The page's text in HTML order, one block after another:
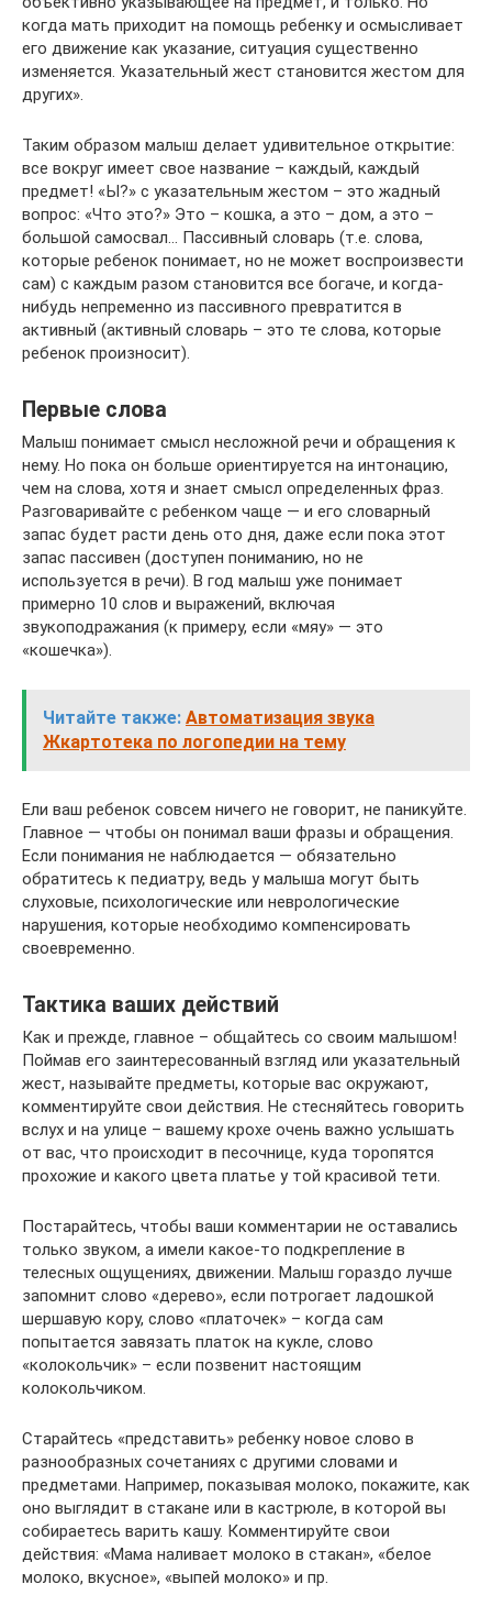
когда мать приходит на помощь ребенку и осмысливает
его движение как указание, ситуация существенно
изменяется. Указательный жест становится жестом для
других».
Таким образом малыш делает удивительное открытие:
все вокруг имеет свое название – каждый, каждый
предмет! «Ы?» с указательным жестом – это жадный
вопрос: «Что это?» Это – кошка, а это – дом, а это –
большой самосвал… Пассивный словарь (т.е. слова,
которые ребенок понимает, но не может воспроизвести
сам) с каждым разом становится все богаче, и когда-
нибудь непременно из пассивного превратится в
активный (активный словарь – это те слова, которые
ребенок произносит).
Первые слова
Малыш понимает смысл несложной речи и обращения к
нему. Но пока он больше ориентируется на интонацию,
чем на слова, хотя и знает смысл определенных фраз.
Разговаривайте с ребенком чаще — и его словарный
запас будет расти день ото дня, даже если пока этот
запас пассивен (доступен пониманию, но не
используется в речи). В год малыш уже понимает
примерно 10 слов и выражений, включая
звукоподражания (к примеру, если «мяу» — это
«кошечка»).
Читайте также: Автоматизация звука
Жкартотека по логопедии на тему
Ели ваш ребенок совсем ничего не говорит, не паникуйте.
Главное — чтобы он понимал ваши фразы и обращения.
Если понимания не наблюдается — обязательно
обратитесь к педиатру, ведь у малыша могут быть
слуховые, психологические или неврологические
нарушения, которые необходимо компенсировать
своевременно.
Тактика ваших действий
Как и прежде, главное – общайтесь со своим малышом!
Поймав его заинтересованный взгляд или указательный
жест, называйте предметы, которые вас окружают,
комментируйте свои действия. Не стесняйтесь говорить
вслух и на улице – вашему крохе очень важно услышать
от вас, что происходит в песочнице, куда торопятся
прохожие и какого цвета платье у той красивой тети.
Постарайтесь, чтобы ваши комментарии не оставались
только звуком, а имели какое-то подкрепление в
телесных ощущениях, движении. Малыш гораздо лучше
запомнит слово «дерево», если потрогает ладошкой
шершавую кору, слово «платочек» – когда сам
попытается завязать платок на кукле, слово
«колокольчик» – если позвенит настоящим
колокольчиком.
Старайтесь «представить» ребенку новое слово в
разнообразных сочетаниях с другими словами и
предметами. Например, показывая молоко, покажите, как
оно выглядит в стакане или в кастрюле, в которой вы
собираетесь варить кашу. Комментируйте свои
действия: «Мама наливает молоко в стакан», «белое
молоко, вкусное», «выпей молоко» и пр.